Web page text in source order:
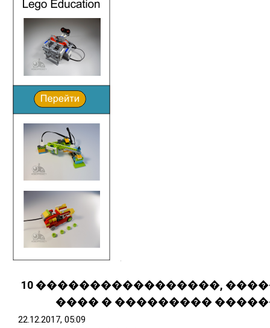
10 �����������������,
���� � ���������
22.12.2017, 05:09